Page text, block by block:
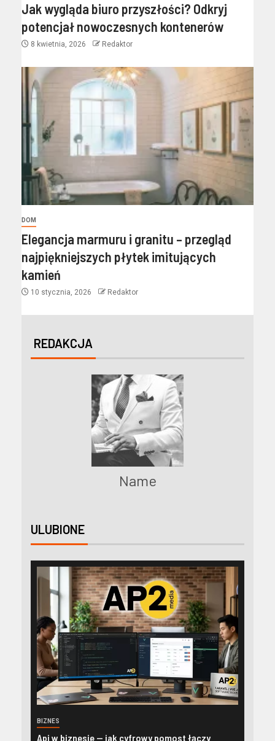
Jak wygląda biuro przyszłości? Odkryj
potencjał nowoczesnych kontenerów
8 kwietnia, 2026 Redaktor
DOM
Elegancja marmuru i granitu – przegląd
najpiękniejszych płytek imitujących
kamień
10 stycznia, 2026 Redaktor
REDAKCJA
Name
ULUBIONE
BIZNES
Api w biznesie — jak cyfrowy pomost łączy